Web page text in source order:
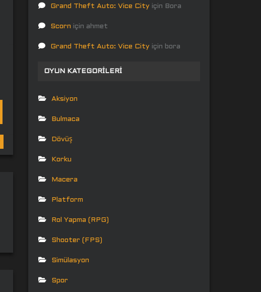
Grand Theft Auto: Vice City için Bora
Scorn için ahmet
Grand Theft Auto: Vice City için bora
OYUN KATEGORILERI
Aksiyon
Bulmaca
Dövüş
Korku
Macera
Platform
Rol Yapma (RPG)
Shooter (FPS)
Simülasyon
Spor